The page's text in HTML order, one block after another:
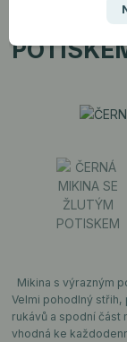
ČERNÁ
Mikina s výrazným
Velmi pohodlný střih,
rukávů a spodní část
vhodná ke